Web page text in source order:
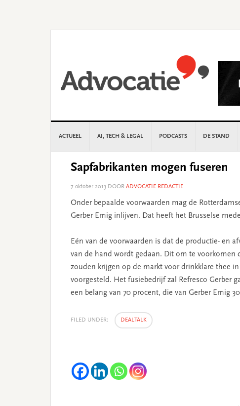
ACTUEEL AI, TECH & LEGAL PODCASTS DE STAND
Sapfabrikanten mogen fuseren
7 oktober 2013 DOOR ADVOCATIE REDACTIE
Onder bepaalde voorwaarden mag de
Gerber Emig inlijven. Dat heeft het Brusselse
Eén van de voorwaarden is dat de productie- en
van de hand wordt gedaan. Dit om te voorkomen
zouden krijgen op de markt voor drinkklare thee
voorgesteld. Het fusiebedrijf zal Refresco Gerber
een belang van 70 procent, die van Gerber Emig
FILED UNDER: DEALTALK